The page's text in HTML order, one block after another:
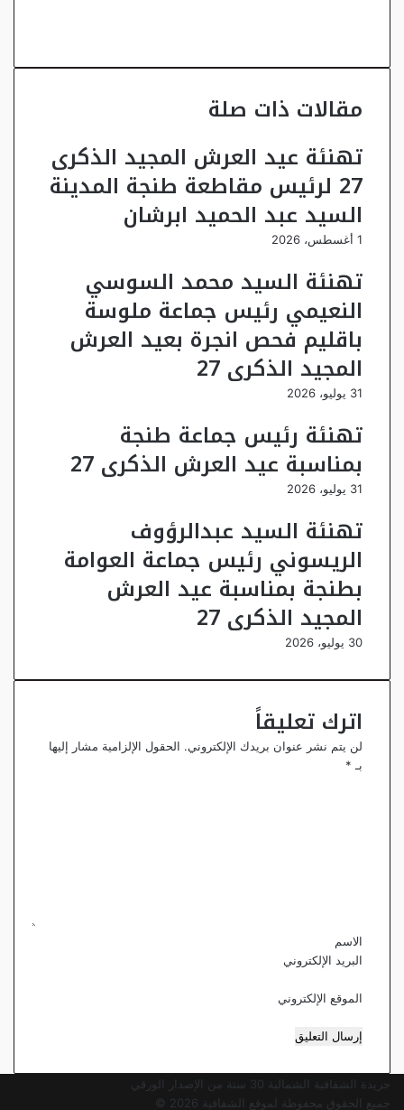
البريد
مقالات ذات صلة
تهنئة عيد العرش المجيد الذكرى
27 لرئيس مقاطعة طنجة المدينة
السيد عبد الحميد ابرشان
1 أغسطس، 2026
تهنئة السيد محمد السوسي
النعيمي رئيس جماعة ملوسة
باقليم فحص انجرة بعيد العرش
المجيد الذكرى 27
31 يوليو، 2026
تهنئة رئيس جماعة طنجة
بمناسبة عيد العرش الذكرى 27
31 يوليو، 2026
تهنئة السيد عبدالرؤوف
الريسوني رئيس جماعة العوامة
بطنجة بمناسبة عيد العرش
المجيد الذكرى 27
30 يوليو، 2026
اترك تعليقاً
لن يتم نشر عنوان بريدك الإلكتروني. الحقول الإلزامية مشار إليها
بـ *
الاسم
البريد الإلكتروني
الموقع الإلكتروني
جريدة الشفافية الشمالية 30 سنة من الإصدار الورقي
جميع الحقوق محفوظة لموقع الشفافية 2026 ©